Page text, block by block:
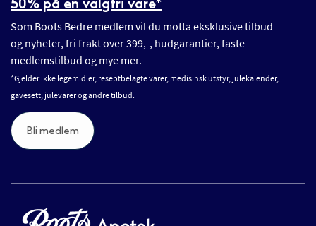
50% på en valgfri vare*
Som Boots Bedre medlem vil du motta eksklusive tilbud
og nyheter, fri frakt over 399,-, hudgarantier, faste
medlemstilbud og mye mer.
*Gjelder ikke legemidler, reseptbelagte varer, medisinsk utstyr, julekalender,
gavesett, julevarer og andre tilbud.
Bli medlem